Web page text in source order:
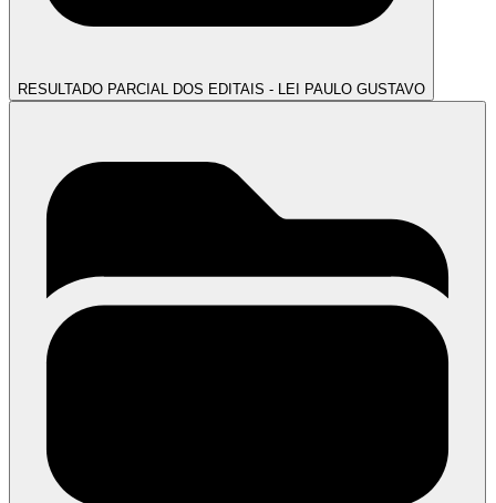
RESULTADO PARCIAL DOS EDITAIS - LEI PAULO GUSTAVO